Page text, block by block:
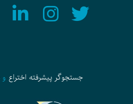
جستجوگر پیشرفته اختراع و